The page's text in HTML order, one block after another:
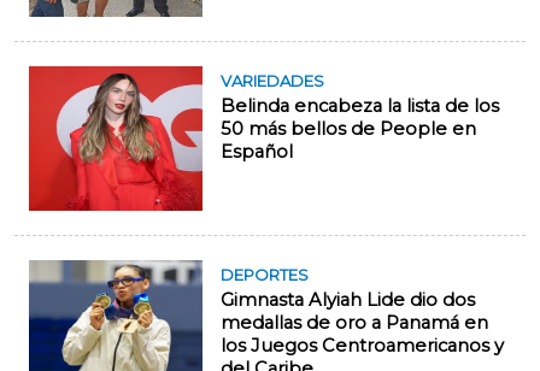
VARIEDADES
Belinda encabeza la lista de los
50 más bellos de People en
Español
DEPORTES
Gimnasta Alyiah Lide dio dos
medallas de oro a Panamá en
los Juegos Centroamericanos y